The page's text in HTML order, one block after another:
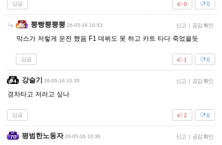
답글 0
0
뿡빵뿡뿡뿡 26-05-16 10:53 신고 | 공감 확인
막스가 저렇게 운전 했음 F1 데뷔도 못 하고 카트 타다 죽었을듯
답글 0
1
강슬기 26-05-16 10:35 신고 | 공감 확인
경차타고 저러고 싶나
답글 0
2
평범한노동자 26-05-16 10:36 신고 | 공감 확인